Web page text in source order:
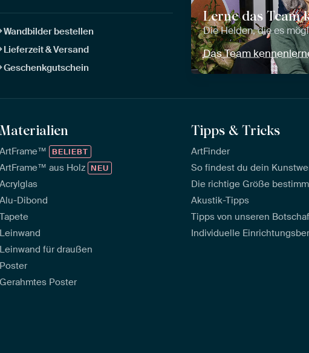
Wandbilder bestellen
Lieferzeit & Versand
Geschenkgutschein
Lerne das Team
Die Helden, die es
Das Team
Materialien
ArtFrame™ BELIEBT
ArtFrame™ aus Holz NEU
Acrylglas
Alu-Dibond
Tapete
Leinwand
Leinwand für draußen
Poster
Gerahmtes Poster
Tipps & Tricks
ArtFinder
So findest du dein
Die richtige Größe
Akustik-Tipps
Tipps von unseren
Individuelle